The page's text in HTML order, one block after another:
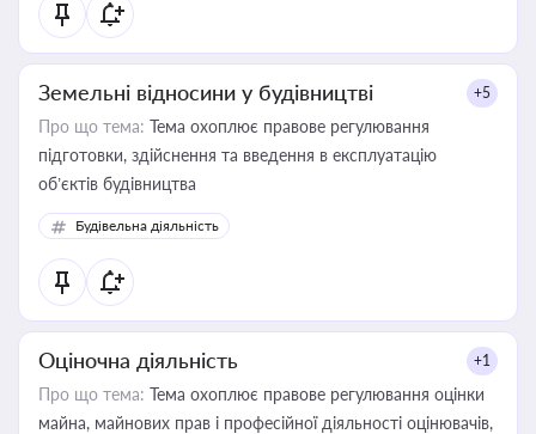
Земельні відносини у будівництві +5
Про що тема: Тема охоплює правове регулювання
підготовки, здійснення та введення в експлуатацію
об’єктів будівництва
Будівельна діяльність
Оціночна діяльність +1
Про що тема: Тема охоплює правове регулювання оцінки
майна, майнових прав і професійної діяльності оцінювачів,